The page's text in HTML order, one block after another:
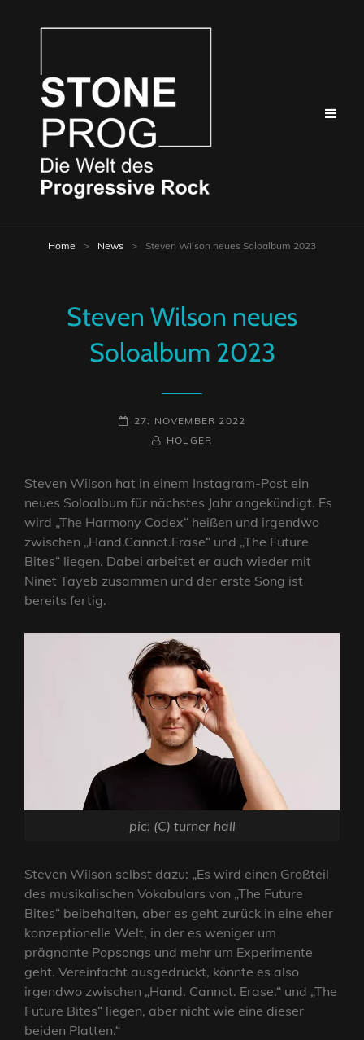
Home > News > Steven Wilson neues Soloalbum 2023
Steven Wilson neues
Soloalbum 2023
POSTED-
27. NOVEMBER 2022
BY
BYLINEHOLGER
Steven Wilson hat in einem Instagram-Post ein
neues Soloalbum für nächstes Jahr angekündigt. Es
wird „The Harmony Codex“ heißen und irgendwo
zwischen „Hand.Cannot.Erase“ und „The Future
Bites“ liegen. Dabei arbeitet er auch wieder mit
Ninet Tayeb zusammen und der erste Song ist
bereits fertig.
pic: (C) turner hall
Steven Wilson selbst dazu: „Es wird einen Großteil
des musikalischen Vokabulars von „The Future
Bites“ beibehalten, aber es geht zurück in eine eher
konzeptionelle Welt, in der es weniger um
prägnante Popsongs und mehr um Experimente
geht. Vereinfacht ausgedrückt, könnte es also
irgendwo zwischen „Hand. Cannot. Erase.“ und „The
Future Bites“ liegen, aber nicht wie eine dieser
beiden Platten.“